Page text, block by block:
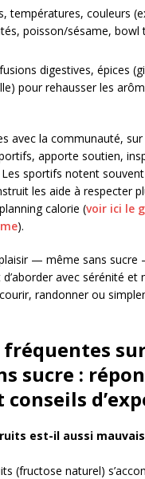
températures, couleurs
poisson/sésame, bowl
digestives, épices
pour rehausser les
avec la communauté,
apporte soutien,
sportifs notent souvent
les aide à respecter
calorie (voir ici le
).
— même sans sucre
avec sérénité et
randonner ou
sucre :
conseils
est-il aussi
(fructose naturel)